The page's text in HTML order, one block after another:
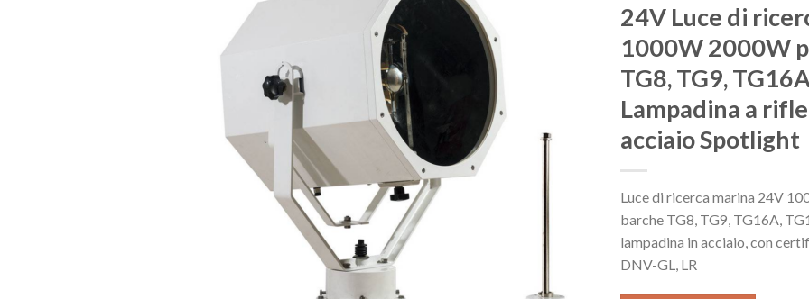
24V Luce di
1000W 2000W
TG8, TG9,
Lampadina a
acciaio Spotlight
Luce di ricerca marina 24V
barche TG8, TG9, TG16A,
lampadina in acciaio, con
DNV-GL, LR